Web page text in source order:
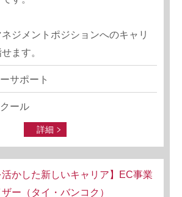
ジメントポジションへのキャリ
ます。
サポート
ール
詳細
活かした新しいキャリア】EC事業
ー（タイ・バンコク）